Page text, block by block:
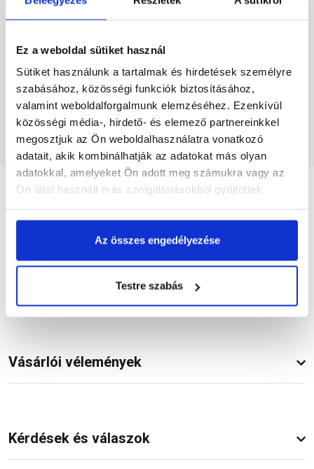
Ez a weboldal sütiket használ
Sütiket használunk a tartalmak és hirdetések személyre
szabásához, közösségi funkciók biztosításához,
valamint weboldalforgalmunk elemzéséhez. Ezenkívül
közösségi média-, hirdető- és elemező partnereinkkel
megosztjuk az Ön weboldalhasználatra vonatkozó
adatait, akik kombinálhatják az adatokat más olyan
adatokkal, amelyeket Ön adott meg számukra vagy az
Ön által használt más szolgáltatásokból gyűjtöttek.
Az összes engedélyezése
Testre szabás
47 900 Ft/ szett
47 900 Ft / szett
Megnézem
Termékinformáció
Vásárlói vélemények
Kérdések és válaszok